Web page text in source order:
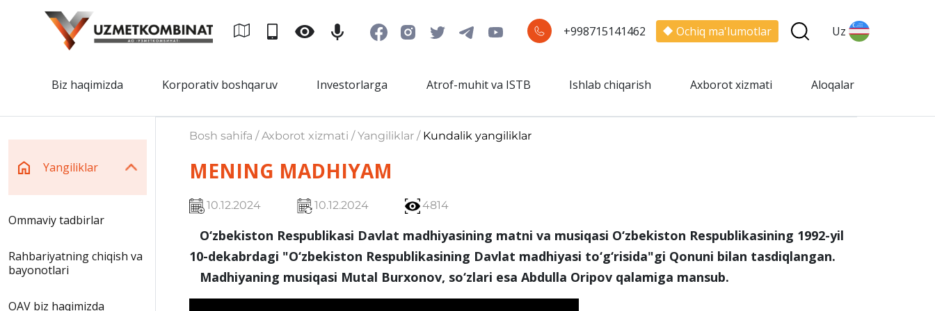
+998715141462 Ochiq ma'lumotlar Uz
Biz haqimizda Korporativ boshqaruv Investorlarga Atrof-muhit va ISTB Ishlab chiqarish Axborot xizmati Aloqalar
Yangiliklar
Ommaviy tadbirlar
Rahbariyatning chiqish va
bayonotlari
OAV biz haqimizda
Bosh sahifa / Axborot xizmati / Yangiliklar / Kundalik yangiliklar
MENING MADHIYAM
10.12.2024 10.12.2024 4814
O‘zbekiston Respublikasi Davlat madhiyasining matni va musiqasi O‘zbekiston Respublikasining 1992-yil
10-dekabrdagi "O‘zbekiston Respublikasining Davlat madhiyasi to‘g‘risida"gi Qonuni bilan tasdiqlangan.
Madhiyaning musiqasi Mutal Burxonov, so‘zlari esa Abdulla Oripov qalamiga mansub.